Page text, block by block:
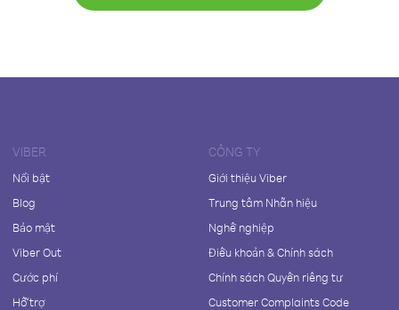
VIBER
Nổi bật
Blog
Bảo mật
Viber Out
Cước phí
Hỗ trợ
CÔNG TY
Giới thiệu Viber
Trung tâm Nhãn hiệu
Nghề nghiệp
Điều khoản & Chính sách
Chính sách Quyền riêng tư
Customer Complaints Code